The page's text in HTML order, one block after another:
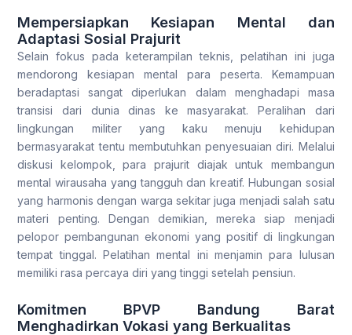
Mempersiapkan Kesiapan Mental dan
Adaptasi Sosial Prajurit
Selain fokus pada keterampilan teknis, pelatihan ini juga
mendorong kesiapan mental para peserta. Kemampuan
beradaptasi sangat diperlukan dalam menghadapi masa
transisi dari dunia dinas ke masyarakat. Peralihan dari
lingkungan militer yang kaku menuju kehidupan
bermasyarakat tentu membutuhkan penyesuaian diri. Melalui
diskusi kelompok, para prajurit diajak untuk membangun
mental wirausaha yang tangguh dan kreatif. Hubungan sosial
yang harmonis dengan warga sekitar juga menjadi salah satu
materi penting. Dengan demikian, mereka siap menjadi
pelopor pembangunan ekonomi yang positif di lingkungan
tempat tinggal. Pelatihan mental ini menjamin para lulusan
memiliki rasa percaya diri yang tinggi setelah pensiun.
Komitmen BPVP Bandung Barat
Menghadirkan Vokasi yang Berkualitas